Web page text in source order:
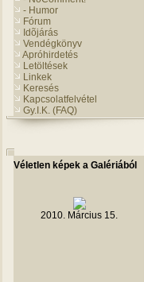
- Humor
Fórum
Idõjárás
Vendégkönyv
Apróhirdetés
Letöltések
Linkek
Keresés
Kapcsolatfelvétel
Gy.I.K. (FAQ)
Véletlen képek a Galériából
2010. Március 15.